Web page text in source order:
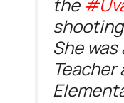
the
She
Teacher